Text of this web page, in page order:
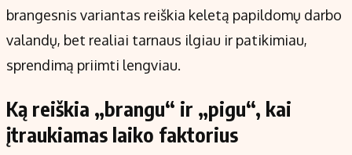
brangesnis variantas reiškia keletą papildomų darbo
valandų, bet realiai tarnaus ilgiau ir patikimiau,
sprendimą priimti lengviau.
Ką reiškia „brangu“ ir „pigu“, kai
įtraukiamas laiko faktorius